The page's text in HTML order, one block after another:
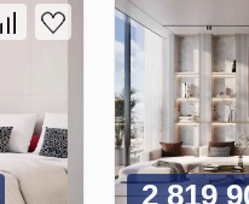
2 819